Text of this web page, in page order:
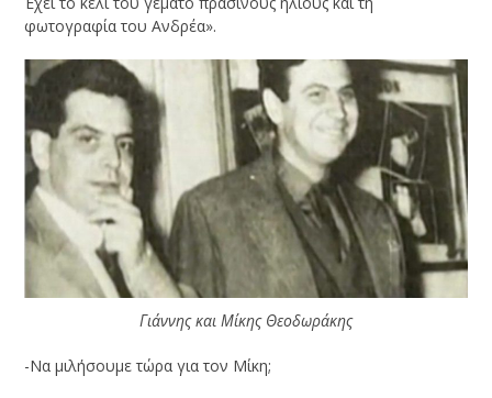
φωτογραφία του Ανδρέα».
Γιάννης και Μίκης Θεοδωράκης
-Να μιλήσουμε τώρα για τον Μίκη;